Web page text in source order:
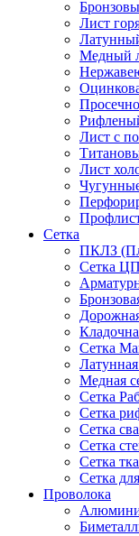
Лист
Медный
Лист с
Лист
Сетка
ПКЛЗ
Сетка
Сетка
Латунная
Медная
Сетка
Сетка
Сетка
Сетка
Сетка
Сетка
Проволока